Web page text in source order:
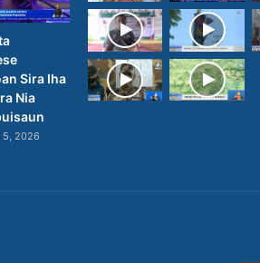
Sira Iha
Nia
5, 2026